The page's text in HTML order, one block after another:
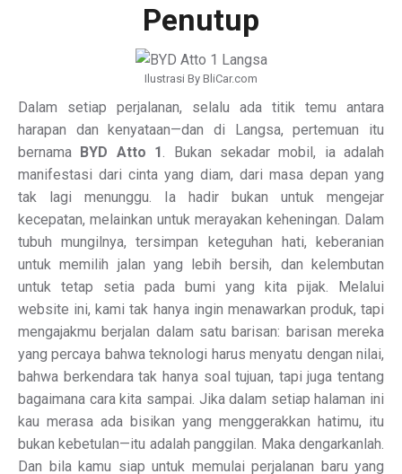
Penutup
Ilustrasi By BliCar.com
Dalam setiap perjalanan, selalu ada titik temu antara
harapan dan kenyataan—dan di Langsa, pertemuan itu
bernama BYD Atto 1
. Bukan sekadar mobil, ia adalah
manifestasi dari cinta yang diam, dari masa depan yang
tak lagi menunggu. Ia hadir bukan untuk mengejar
kecepatan, melainkan untuk merayakan keheningan. Dalam
tubuh mungilnya, tersimpan keteguhan hati, keberanian
untuk memilih jalan yang lebih bersih, dan kelembutan
untuk tetap setia pada bumi yang kita pijak. Melalui
website ini, kami tak hanya ingin menawarkan produk, tapi
mengajakmu berjalan dalam satu barisan: barisan mereka
yang percaya bahwa teknologi harus menyatu dengan nilai,
bahwa berkendara tak hanya soal tujuan, tapi juga tentang
bagaimana cara kita sampai. Jika dalam setiap halaman ini
kau merasa ada bisikan yang menggerakkan hatimu, itu
bukan kebetulan—itu adalah panggilan. Maka dengarkanlah.
Dan bila kamu siap untuk memulai perjalanan baru yang